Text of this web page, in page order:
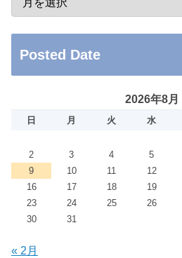
Posted Date
2026年8月
日 月 火 水
2
3 4 5
9
10 11 12
16
17 18 19
23
24 25 26
30
31
« 2月